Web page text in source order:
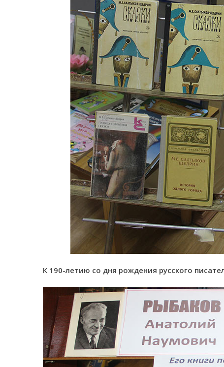
К 190-летию со дня рождения русского